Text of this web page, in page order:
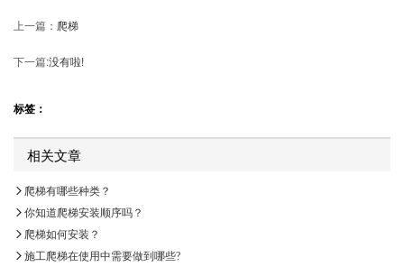
上一篇： 爬梯
下一篇:没有啦!
标签：
相关文章
爬梯有哪些种类？
你知道爬梯安装顺序吗？
爬梯如何安装？
施工爬梯在使用中需要做到哪些?